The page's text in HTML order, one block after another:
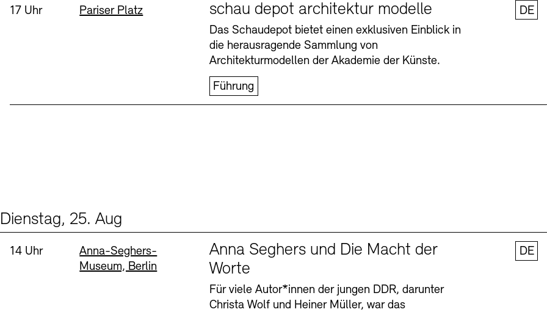
Uhrzeit:
17 Uhr Standort
Pariser Platz schau depot architektur modelle
Das Schaudepot bietet einen exklusiven Einblick in
die herausragende Sammlung von
Architekturmodellen der Akademie der Künste.
Führung
DE
Dienstag, 25. Aug
Uhrzeit:
14 Uhr Standort
Anna-Seghers-
Museum, Berlin
Anna Seghers und Die Macht der
Worte
Für viele Autor*innen der jungen DDR, darunter
Christa Wolf und Heiner Müller, war das
DE